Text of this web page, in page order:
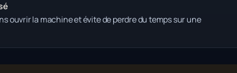
ouvrir la machine et évite de perdre du temps sur une